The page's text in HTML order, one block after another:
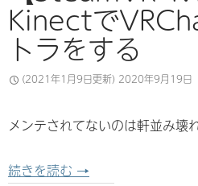
Kinectで
トラをする
(2021年1月9日更新) 2020年9月19日
メンテされてないのは軒並み壊
続きを読む 【SteamVR 1.14対
→